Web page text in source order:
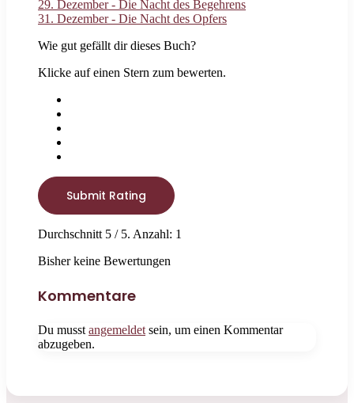
X
29. Dezember - Die Nacht des Begehrens
31. Dezember - Die Nacht des Opfers
Wie gut gefällt dir dieses Buch?
Klicke auf einen Stern zum bewerten.
Submit Rating
Durchschnitt 5 / 5. Anzahl: 1
Bisher keine Bewertungen
Kommentare
Du musst angemeldet sein, um einen Kommentar
abzugeben.